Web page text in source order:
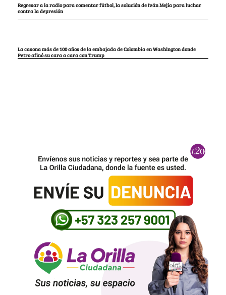
Regresar a la radio para comentar fútbol, la solución de Iván Mejía para luchar
contra la depresión
La casona más de 100 años de la embajada de Colombia en Washington donde
Petro afinó su cara a cara con Trump